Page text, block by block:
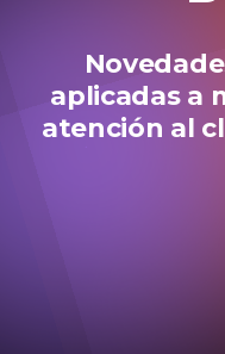
aplicadas a
atención al